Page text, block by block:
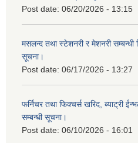
Post date: 06/20/2026 - 13:15
मसलन्द तथा स्टेशनरी र मेशनरी सम्बन्धी
सूचना।
Post date: 06/17/2026 - 13:27
फर्निचर तथा फिक्चर्स खरिद, ब्याट‍्री
सम्बन्धी सूचना।
Post date: 06/10/2026 - 16:01